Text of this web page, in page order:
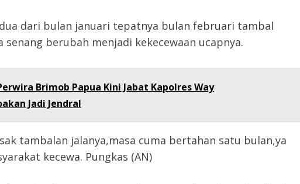
dari bulan januari tepatnya bulan februari tambal
berubah menjadi kekecewaan ucapnya.
Brimob Papua Kini Jabat Kapolres Way
Jadi Jendral
tambalan jalanya,masa cuma bertahan satu bulan,ya
kecewa. Pungkas (AN)